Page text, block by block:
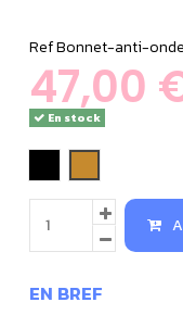
RefBonnet-anti-
47,00
En stock
EN BREF